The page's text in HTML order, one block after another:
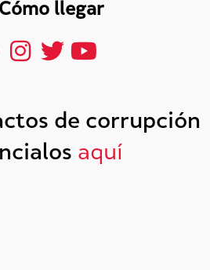
Cómo llegar
de corrupción
aquí